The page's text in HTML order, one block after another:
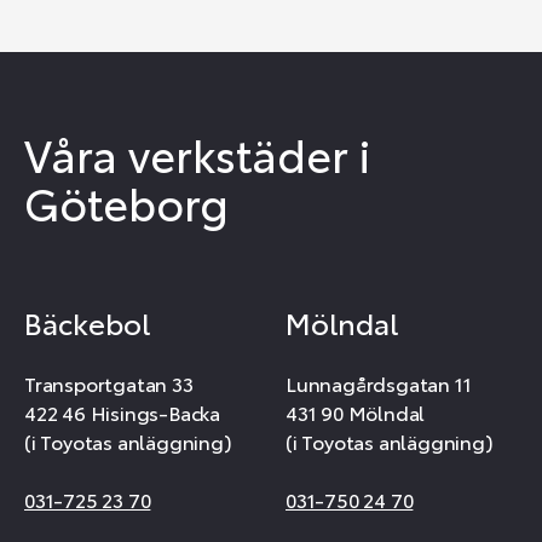
Våra verkstäder i
Göteborg
Bäckebol
Transportgatan 33
422 46 Hisings-Backa
(i Toyotas anläggning)
031-725 23 70
Mölndal
Lunnagårdsgatan 11
431 90 Mölndal
(i Toyotas anläggning)
031-750 24 70